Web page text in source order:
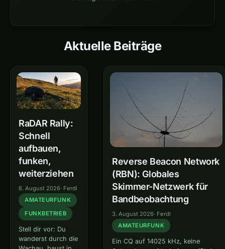
oeradio.at – Amateurfunk
Aktuelle Beiträge
RaDAR Rally:
Schnell
aufbauen,
funken,
weiterziehen
6. August 2026· Ferdl
AMATEURFUNK
FUNKBETRIEB
Stell dir vor: Du
wanderst durch die
Reverse Beacon Network
(RBN): Globales
Skimmer-Netzwerk für
Bandbeobachtung
3. August 2026· Ferdl
AMATEURFUNK
Ein CQ auf 14025 kHz, keine